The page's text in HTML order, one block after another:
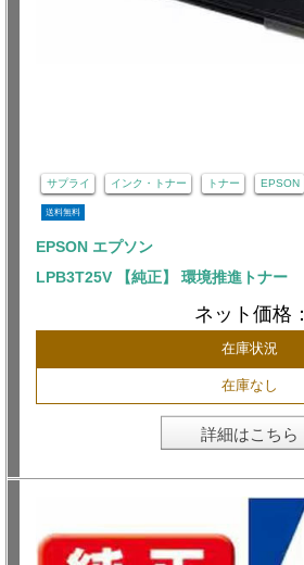
サプライ インク・トナー トナー EPSON
送料無料
EPSON エプソン
LPB3T25V 【純正】 環境推進トナー
ネット価格：
在庫状況
在庫なし
詳細はこちら